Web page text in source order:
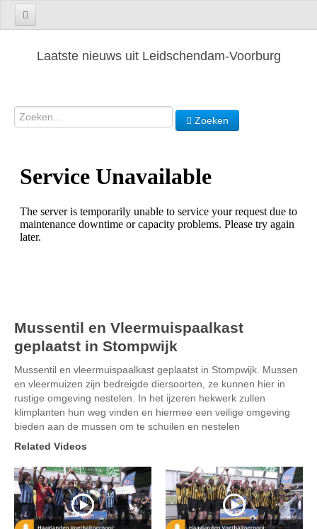
Laatste nieuws uit Leidschendam-Voorburg
Zoeken
Mussentil en Vleermuispaalkast
geplaatst in Stompwijk
Mussentil en vleermuispaalkast geplaatst in Stompwijk. Mussen
en vleermuizen zijn bedreigde diersoorten, ze kunnen hier in
rustige omgeving nestelen. In het ijzeren hekwerk zullen
klimplanten hun weg vinden en hiermee een veilige omgeving
bieden aan de mussen om te schuilen en nestelen
Related Videos